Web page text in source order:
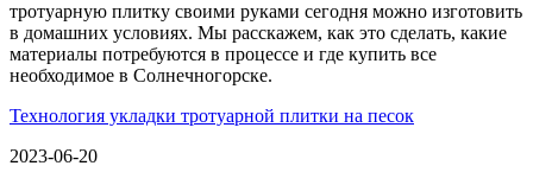
тротуарную плитку своими руками сегодня можно изготовить
в домашних условиях. Мы расскажем, как это сделать, какие
материалы потребуются в процессе и где купить все
необходимое в Солнечногорске.
Технология укладки тротуарной плитки на песок
2023-06-20